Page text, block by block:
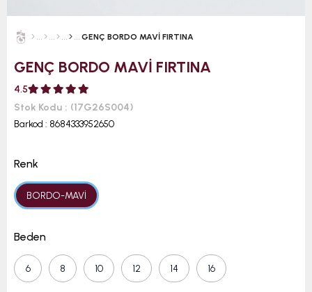
GENÇ BORDO MAVİ FIRTINA
GENÇ BORDO MAVİ FIRTINA
4.5
Stok Kodu
(17G26S004)
Barkod : 8684333952650
Renk
BORDO-MAVİ
Beden
6 8 10 12 14 16